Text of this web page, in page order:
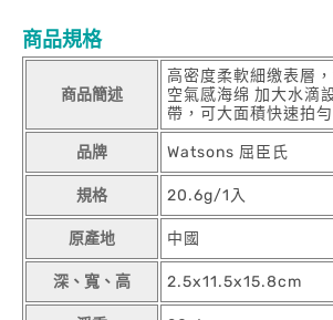
商品規格
商品簡述
高密度柔軟細缴表層
空氣感海绵 加大水滴
帶，可大面積快速拍勻
品牌 Watsons 屈臣氏
規格 20.6g/1入
原產地 中國
深、寬、高 2.5x11.5x15.8cm